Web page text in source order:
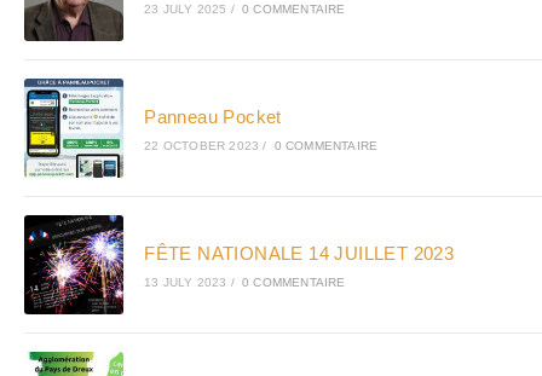
23 JULY 2025 / 0 COMMENTAIRE
Panneau Pocket
22 OCTOBER 2023 / 0 COMMENTAIRE
FÊTE NATIONALE 14 JUILLET 2023
13 JULY 2023 / 0 COMMENTAIRE